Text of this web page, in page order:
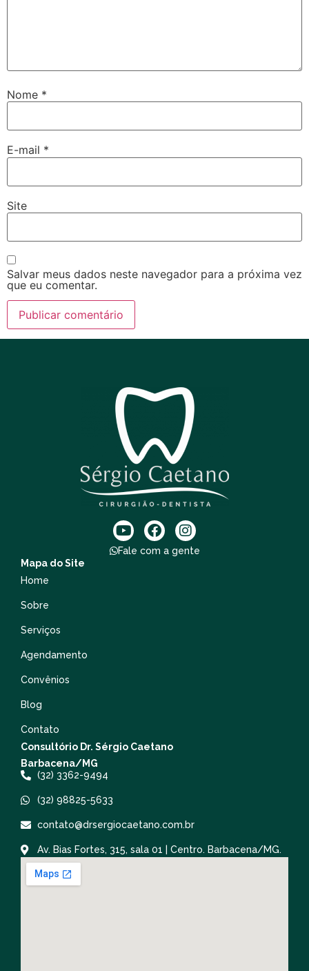
Nome *
E-mail *
Site
Salvar meus dados neste navegador para a próxima vez
que eu comentar.
Fale com a gente
Mapa do Site
Home
Sobre
Serviços
Agendamento
Convênios
Blog
Contato
Consultório Dr. Sérgio Caetano
Barbacena/MG
(32) 3362-9494
(32) 98825-5633
contato@drsergiocaetano.com.br
Av. Bias Fortes, 315, sala 01 | Centro. Barbacena/MG.